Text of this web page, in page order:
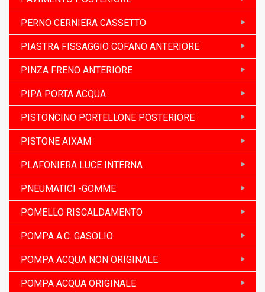
PERNO CERNIERA CASSETTO
PIASTRA FISSAGGIO COFANO ANTERIORE
PINZA FRENO ANTERIORE
PIPA PORTA ACQUA
PISTONCINO PORTELLONE POSTERIORE
PISTONE AIXAM
PLAFONIERA LUCE INTERNA
PNEUMATICI -GOMME
POMELLO RISCALDAMENTO
POMPA A.C. GASOLIO
POMPA ACQUA NON ORIGINALE
POMPA ACQUA ORIGINALE